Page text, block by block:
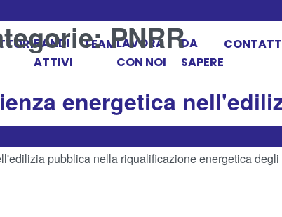
BANDI
ATTIVI
TEAMLAVORA
CON NOI
DA
SAPERE
PNRR
energetica
pubblica nella riqualificazione energetica